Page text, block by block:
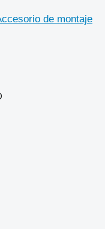
de montaje